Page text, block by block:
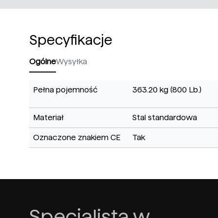
Specyfikacje
OgólneWysyłka
Pełna pojemność 363.20 kg (800 Lb.)
Materiał Stal standardowa
Oznaczone znakiem CE Tak